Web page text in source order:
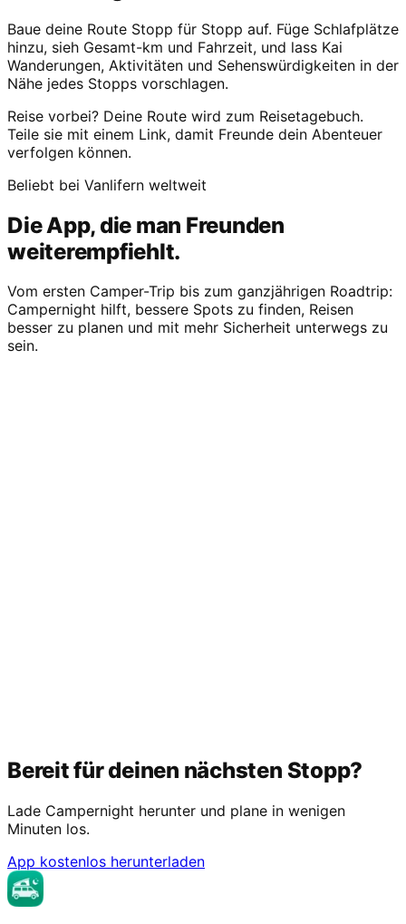
Baue deine Route Stopp für Stopp auf. Füge Schlafplätze
hinzu, sieh Gesamt-km und Fahrzeit, und lass Kai
Wanderungen, Aktivitäten und Sehenswürdigkeiten in der
Nähe jedes Stopps vorschlagen.
Reise vorbei? Deine Route wird zum Reisetagebuch.
Teile sie mit einem Link, damit Freunde dein Abenteuer
verfolgen können.
Beliebt bei Vanlifern weltweit
Die App, die man Freunden
weiterempfiehlt.
Vom ersten Camper-Trip bis zum ganzjährigen Roadtrip:
Campernight hilft, bessere Spots zu finden, Reisen
besser zu planen und mit mehr Sicherheit unterwegs zu
sein.
Bereit für deinen nächsten Stopp?
Lade Campernight herunter und plane in wenigen
Minuten los.
App kostenlos herunterladen